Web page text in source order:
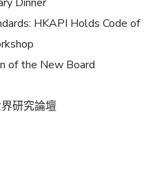
HKAPI Holds Code of
of the New Board
研究論壇